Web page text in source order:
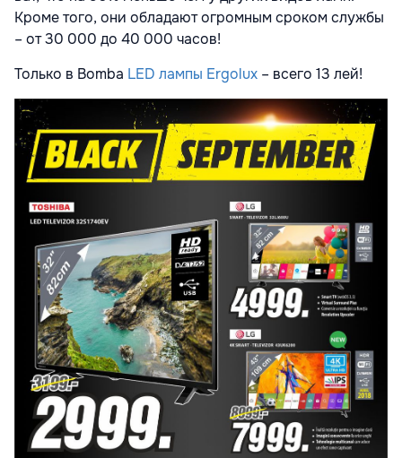
Кроме того, они обладают огромным сроком службы
– от 30 000 до 40 000 часов!
Только в Bomba LED лампы Ergolux – всего 13 лей!